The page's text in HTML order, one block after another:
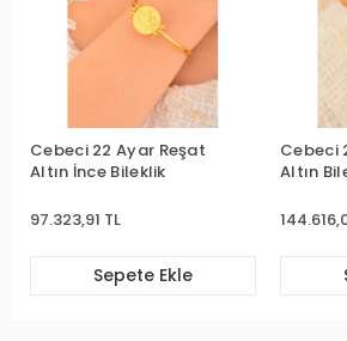
Cebeci 22 Ayar Reşat
Altın İnce Bileklik
97.323,91 TL
Sepete Ekle
Cebeci
Altın